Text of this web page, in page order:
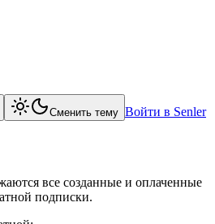
Сменить тему Войти в Senler
все созданные и оплаченные
подписки.